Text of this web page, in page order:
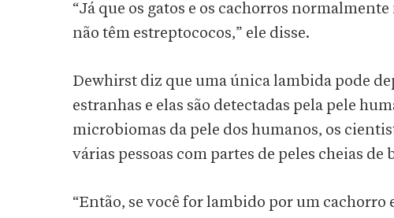
“Já que os gatos e os cachorros
não têm estreptococos,” ele disse.
Dewhirst diz que uma única lambida pode
estranhas e elas são detectadas pela pele
microbiomas da pele dos humanos, os
várias pessoas com partes de peles cheias de
“Então, se você for lambido por um